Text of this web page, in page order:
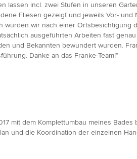
lassen incl. zwei Stufen in unseren
Fliesen gezeigt und jeweils Vor-
wurden wir nach einer
ausgeführten Arbeiten fast
und Bekannten bewundert wurden.
Danke an das Franke-Team!”
mit dem Komplettumbau meines
und die Koordination der einzelnen